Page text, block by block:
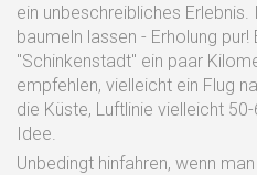
ein unbeschreibliches
baumeln lassen - Erholung pur!
"Schinkenstadt" ein paar
empfehlen, vielleicht ein Flug
die Küste, Luftlinie vielleicht
Idee.
Unbedingt hinfahren, wenn